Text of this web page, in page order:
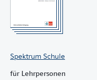
Spektrum Schule
für Lehrpersonen